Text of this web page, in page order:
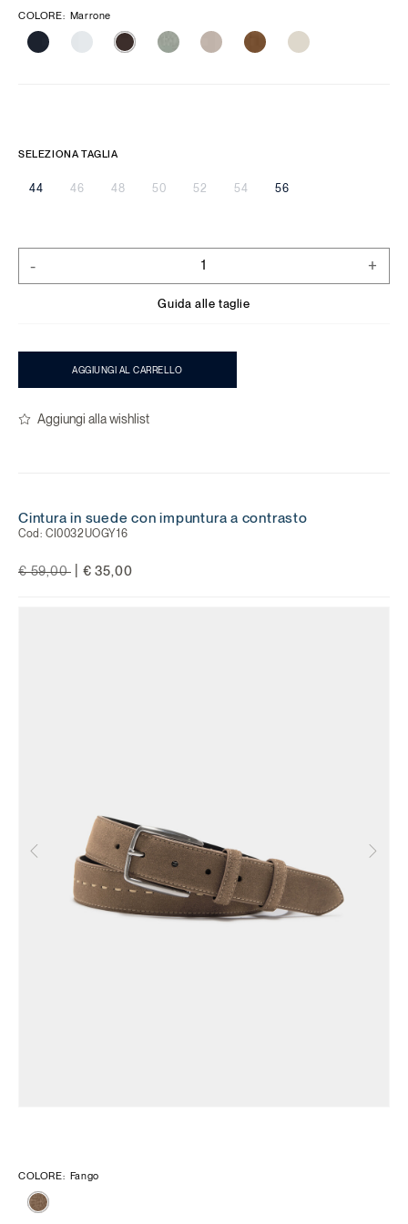
COLORE: Marrone
SELEZIONA TAGLIA
44 46 48 50 52 54 56
- +
Guida alle taglie
AGGIUNGI AL CARRELLO
Aggiungi alla wishlist
Cintura in suede con impuntura a contrasto
Cod: CI0032UOGY16
Price reduced from
€ 59,00 to € 35,00
Precedente
COLORE: Fango